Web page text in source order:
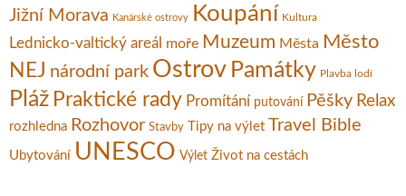
Jižní Morava Kanárské ostrovy Koupání Kultura
Lednicko-valtický areál moře Muzeum Města Město
NEJ národní park Ostrov Památky Plavba lodí
Pláž Praktické rady Promítání putování Pěšky Relax
rozhledna Rozhovor Stavby Tipy na výlet Travel Bible
Ubytování UNESCO Výlet Život na cestách